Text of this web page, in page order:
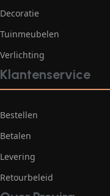
Decoratie
Tuinmeubelen
Verlichting
Klantenservice
Bestellen
Betalen
Levering
Retourbeleid